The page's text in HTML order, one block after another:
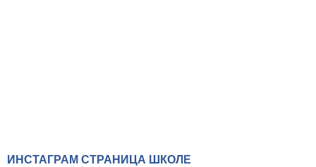
ИНСТАГРАМ СТРАНИЦА ШКОЛЕ